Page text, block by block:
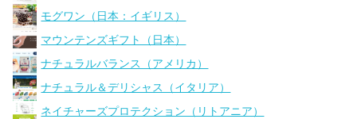
モグワン（日本：イギリス）
マウンテンズギフト（日本）
ナチュラルバランス（アメリカ）
ナチュラル＆デリシャス（イタリア）
ネイチャーズプロテクション（リトアニア）